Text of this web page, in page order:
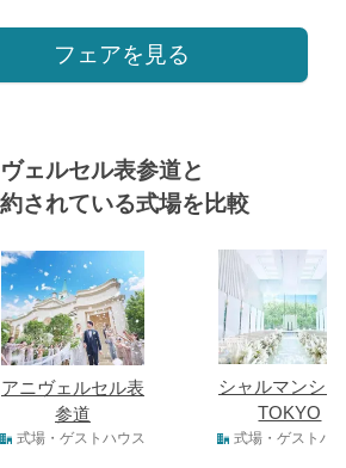
フェアを見る
ェルセル表参道と
されている式場を比較
アニヴェルセル表
参道
シャルマンシ
TOKYO
式場・ゲストハウス 式場・ゲストハ